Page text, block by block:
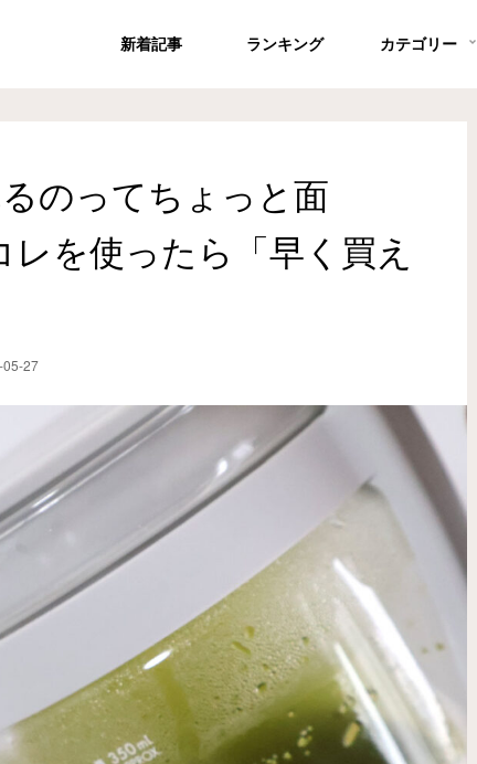
新着記事 ランキング カテゴリー
のってちょっと面
を使ったら「早く買え
27
これは確かに手放せなくなるか
も！ 生ゴミ臭や虫問題に悩まさ
れる夏、台所でシュッとしてみた
ら…
ホーム・キッチン 2026.08.05
「ゴミ箱を開けるたびに臭い
～！」 夏のお悩みあるある、こ
のシートを使ってみて
ホーム・キッチン 2026.08.03